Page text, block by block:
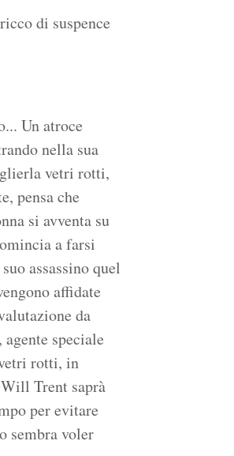
di suspence
Un atroce
nella sua
vetri rotti,
pensa che
si avventa su
a farsi
assassino quel
affidate
da
speciale
rotti, in
Trent saprà
per evitare
sembra voler